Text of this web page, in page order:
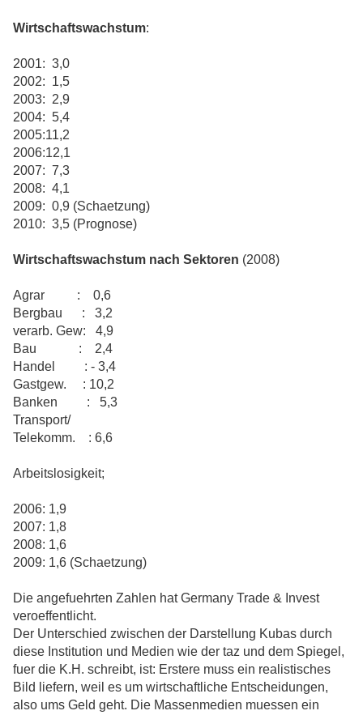
Wirtschaftswachstum:
2001: 3,0
2002: 1,5
2003: 2,9
2004: 5,4
2005:11,2
2006:12,1
2007: 7,3
2008: 4,1
2009: 0,9 (Schaetzung)
2010: 3,5 (Prognose)
Wirtschaftswachstum nach Sektoren (2008)
Agrar : 0,6
Bergbau : 3,2
verarb. Gew: 4,9
Bau : 2,4
Handel : - 3,4
Gastgew. : 10,2
Banken : 5,3
Transport/
Telekomm. : 6,6
Arbeitslosigkeit;
2006: 1,9
2007: 1,8
2008: 1,6
2009: 1,6 (Schaetzung)
Die angefuehrten Zahlen hat Germany Trade & Invest
veroeffentlicht.
Der Unterschied zwischen der Darstellung Kubas durch
diese Institution und Medien wie der taz und dem Spiegel,
fuer die K.H. schreibt, ist: Erstere muss ein realistisches
Bild liefern, weil es um wirtschaftliche Entscheidungen,
also ums Geld geht. Die Massenmedien muessen ein